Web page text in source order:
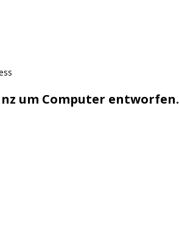
um Computer entworfen.